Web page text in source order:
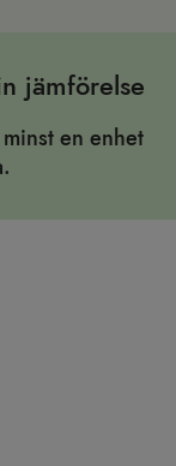
jämförelse
en enhet